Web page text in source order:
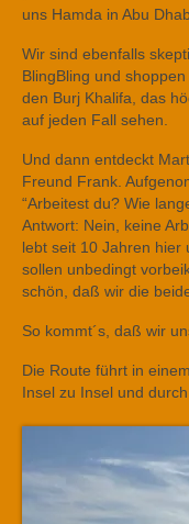
uns Hamda in Abu
Wir sind ebenfalls
BlingBling und
den Burj Khalifa, das
auf jeden Fall sehen.
Und dann entdeckt
Freund Frank.
“Arbeitest du? Wie
Antwort: Nein, keine
lebt seit 10 Jahren hier
sollen unbedingt
schön, daß wir die
So kommt´s, daß wir
Die Route führt in
Insel zu Insel und